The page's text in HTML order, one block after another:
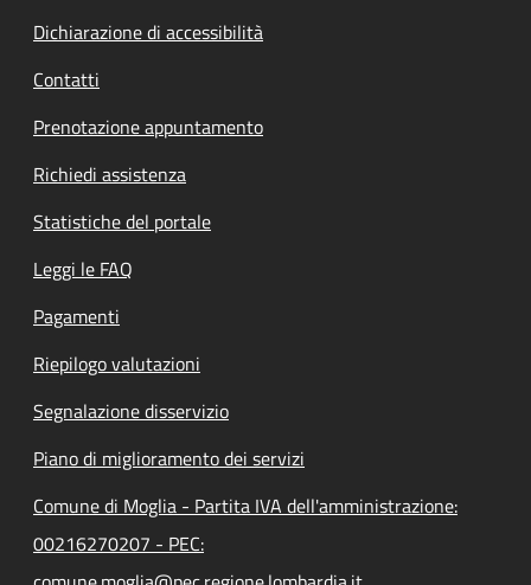
Dichiarazione di accessibilità
Contatti
Prenotazione appuntamento
Richiedi assistenza
Statistiche del portale
Leggi le FAQ
Pagamenti
Riepilogo valutazioni
Segnalazione disservizio
Piano di miglioramento dei servizi
Comune di Moglia - Partita IVA dell'amministrazione:
00216270207 - PEC: